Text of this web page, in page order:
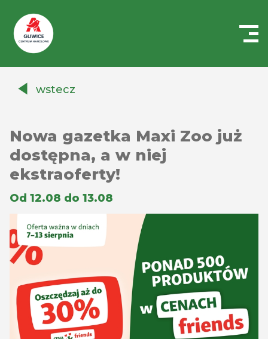
Auchanwstecz
Nowa gazetka Maxi Zoo już
dostępna, a w niej
ekstraoferty!
Od 12.08 do 13.08